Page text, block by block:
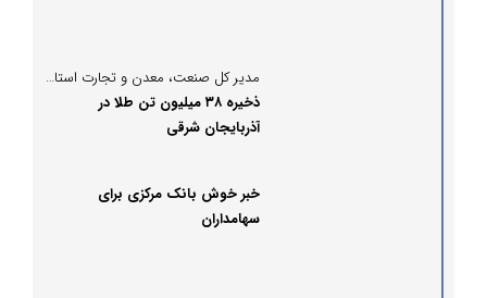
مدیر کل صنعت، معدن و تجارت استان خبر داد؛
ذخیره ۳۸ میلیون تن طلا در
آذربایجان شرقی
خبر خوش بانک مرکزی برای
سهامداران